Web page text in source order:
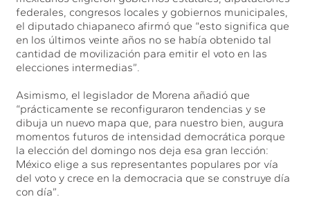
federales, congresos locales y gobiernos municipales,
el diputado chiapaneco afirmó que “esto significa que
en los últimos veinte años no se había obtenido tal
cantidad de movilización para emitir el voto en las
elecciones intermedias”.
Asimismo, el legislador de Morena añadió que
“prácticamente se reconfiguraron tendencias y se
dibuja un nuevo mapa que, para nuestro bien, augura
momentos futuros de intensidad democrática porque
la elección del domingo nos deja esa gran lección:
México elige a sus representantes populares por vía
del voto y crece en la democracia que se construye día
con día”.